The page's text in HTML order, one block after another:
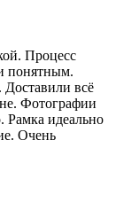
Процесс
понятным.
всё
Фотографии
Рамка идеально
Очень